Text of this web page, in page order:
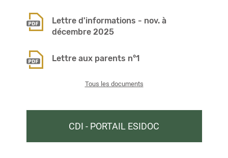
Lettre d'informations - nov. à
décembre 2025
Lettre aux parents n°1
Tous les documents
CDI - PORTAIL ESIDOC